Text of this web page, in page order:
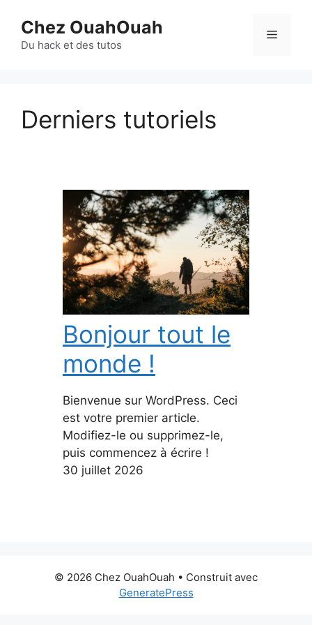
contenu
Chez OuahOuah
Du hack et des tutos
Menu
Derniers tutoriels
Bonjour tout le
monde !
Bienvenue sur WordPress. Ceci
est votre premier article.
Modifiez-le ou supprimez-le,
puis commencez à écrire !
30 juillet 2026
© 2026 Chez OuahOuah • Construit avec
GeneratePress